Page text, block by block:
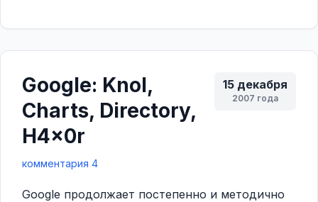
15 декабря
2007 года
Google: Knol,
Charts, Directory,
H4x0r
комментария 4
Google продолжает постепенно и методично